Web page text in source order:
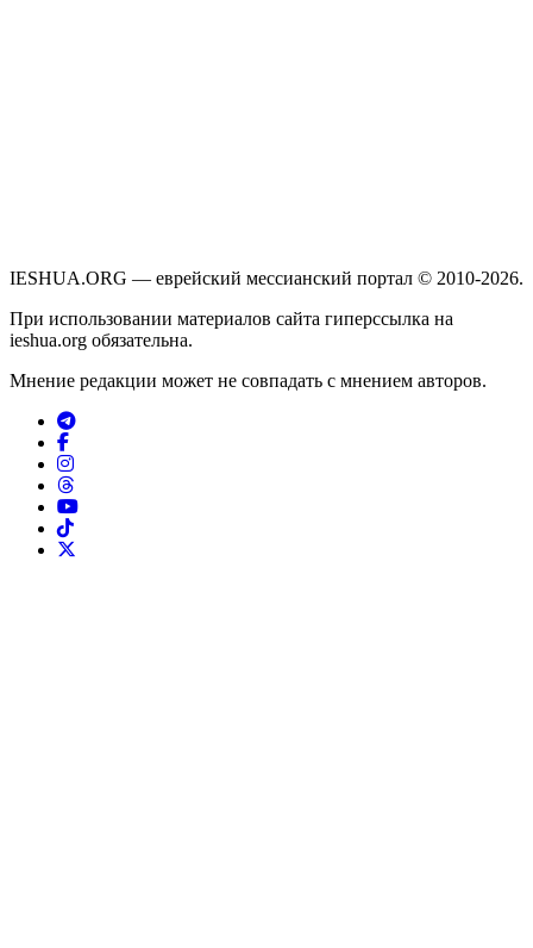
IESHUA.ORG — еврейский мессианский портал © 2010-2026.
При использовании материалов сайта гиперссылка на
ieshua.org обязательна.
Мнение редакции может не совпадать с мнением авторов.